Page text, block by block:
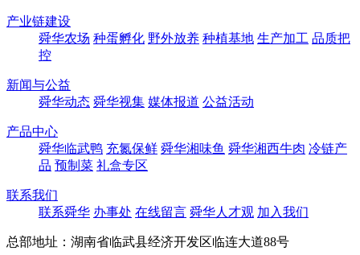
产业链建设
舜华农场 种蛋孵化 野外放养 种植基地 生产加工 品质把
控
新闻与公益
舜华动态 舜华视集 媒体报道 公益活动
产品中心
舜华临武鸭 充氮保鲜 舜华湘味鱼 舜华湘西牛肉 冷链产
品 预制菜 礼盒专区
联系我们
联系舜华 办事处 在线留言 舜华人才观 加入我们
总部地址：湖南省临武县经济开发区临连大道88号